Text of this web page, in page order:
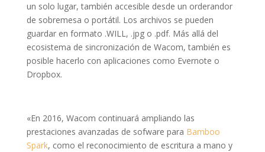
un solo lugar, también accesible desde un orderandor
de sobremesa o portátil. Los archivos se pueden
guardar en formato .WILL, .jpg o .pdf. Más allá del
ecosistema de sincronización de Wacom, también es
posible hacerlo con aplicaciones como Evernote o
Dropbox.
«En 2016, Wacom continuará ampliando las
prestaciones avanzadas de sofware para Bamboo
Spark, como el reconocimiento de escritura a mano y